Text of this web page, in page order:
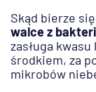
Skąd bierze się
walce z
zasługa
środkiem, za
mikrobów